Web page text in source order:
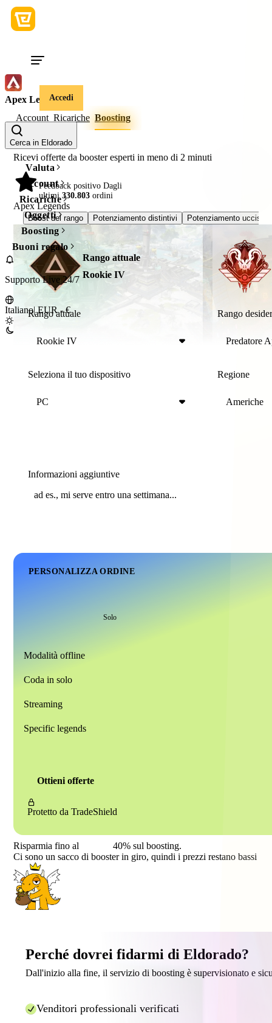
Accedi
Cerca in Eldorado
Valuta
Account
Ricariche
Oggetti
Boosting
Buoni regalo
Supporto Live 24/7
Italiano|EUR - €
Apex Legends
Account Ricariche Boosting
Ricevi offerte da booster esperti in meno di 2 minuti
Feedback positivo Dagli
ultimi330.803 ordini
Apex Legends
Boost del rango Potenziamento distintivi Potenziamento
Rango attuale
Rookie IV
Rango attuale
Rookie IV
Seleziona il tuo dispositivo
PC
Rango
Predatore
Regione
Americhe
Informazioni aggiuntive
PERSONALIZZA ORDINE
Solo
Modalità offline
Coda in solo
Streaming
Specific legends
Ottieni offerte
Protetto da TradeShield
Risparmia fino al 40% sul boosting.
Ci sono un sacco di booster in giro, quindi i prezzi restano bassi
Perché dovrei fidarmi di Eldorado?
Dall'inizio alla fine, il servizio di boosting è supervisionato e
Venditori professionali verificati